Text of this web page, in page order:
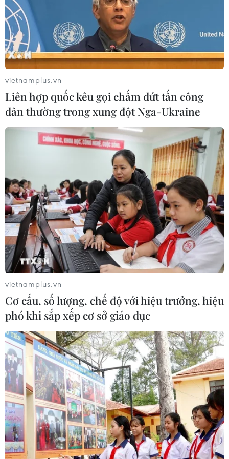
“Cặp đôi” nghệ nhân đưa gốm truyền
thống vượt "lũy tre làng"
02/02/2025 09:00
Vợ chồng Nghệ nhân Nguyễn Văn Lợi và Phạm Thị
Minh Châu không chỉ nổi bật bởi tài năng nghệ thuật,
mà còn bởi câu chuyện tình yêu với những dấu ấn đặc
biệt trong làng nghề gốm Bát Tràng truyền thống.
Gia đình hai thế hệ nghệ nhân
vietnamplus.vn
Liên hợp quốc kêu gọi chấm dứt tấn công
dân thường trong xung đột Nga-Ukraine
vietnamplus.vn
Cơ cấu, số lượng, chế độ với hiệu trưởng, hiệu
phó khi sắp xếp cơ sở giáo dục